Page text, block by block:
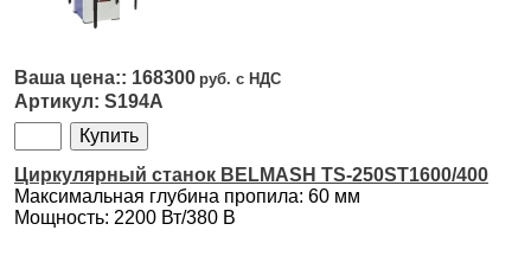
168300
S194A
Циркулярный станок BELMASH TS-250ST1600/400
Максимальная глубина пропила: 60 мм
Мощность: 2200 Вт/380 В